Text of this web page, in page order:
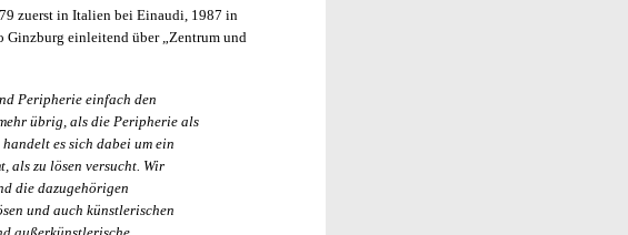
zuerst in Italien bei Einaudi, 1987 in
Ginzburg einleitend über „Zentrum und
Peripherie einfach den
übrig, als die Peripherie als
es sich dabei um ein
als zu lösen versucht. Wir
die dazugehörigen
und auch künstlerischen